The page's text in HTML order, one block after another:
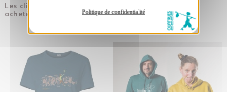
Politique de confidentialité
Les clients qui ont acheté ce produit ont également
acheté :